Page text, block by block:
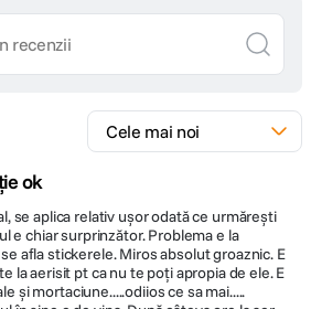
ok
se aplica relativ ușor odată ce urmărești
e chiar surprinzător. Problema e la
afla stickerele. Miros absolut groaznic. E
la aerisit pt ca nu te poți apropia de ele. E
și mortaciune.....odiios ce sa mai.....